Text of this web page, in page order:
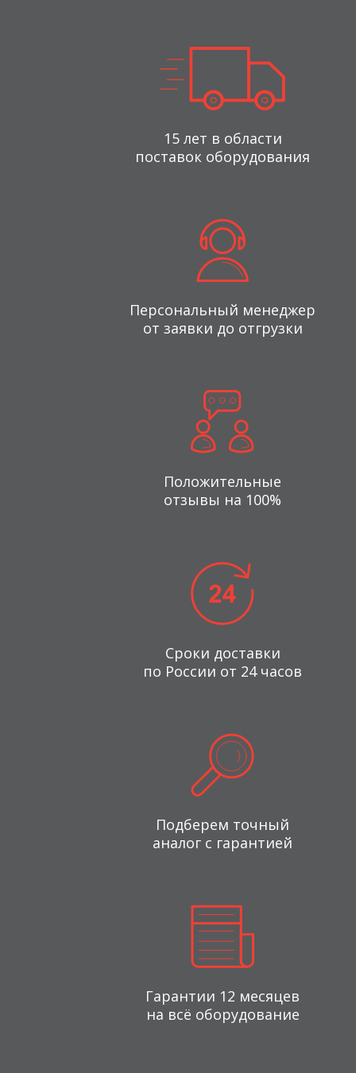
15 лет в области
поставок оборудования
Персональный менеджер
от заявки до отгрузки
Положительные
отзывы на 100%
Сроки доставки
по России от 24 часов
Подберем точный
аналог с гарантией
Гарантии 12 месяцев
на всё оборудование